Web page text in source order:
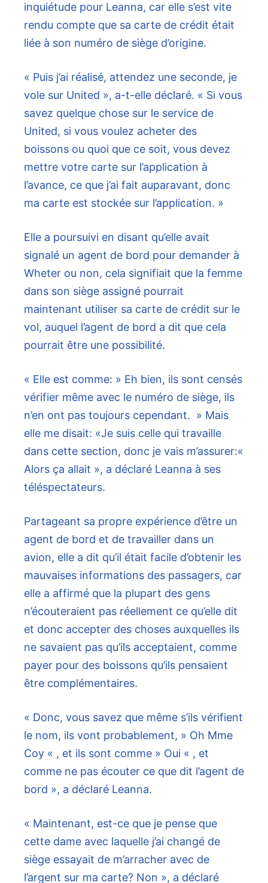
inquiétude pour Leanna, car elle s’est vite
rendu compte que sa carte de crédit était
liée à son numéro de siège d’origine.
« Puis j’ai réalisé, attendez une seconde, je
vole sur United », a-t-elle déclaré. « Si vous
savez quelque chose sur le service de
United, si vous voulez acheter des
boissons ou quoi que ce soit, vous devez
mettre votre carte sur l’application à
l’avance, ce que j’ai fait auparavant, donc
ma carte est stockée sur l’application. »
Elle a poursuivi en disant qu’elle avait
signalé un agent de bord pour demander à
Wheter ou non, cela signifiait que la femme
dans son siège assigné pourrait
maintenant utiliser sa carte de crédit sur le
vol, auquel l’agent de bord a dit que cela
pourrait être une possibilité.
« Elle est comme: » Eh bien, ils sont censés
vérifier même avec le numéro de siège, ils
n’en ont pas toujours cependant. » Mais
elle me disait: «Je suis celle qui travaille
dans cette section, donc je vais m’assurer:«
Alors ça allait », a déclaré Leanna à ses
téléspectateurs.
Partageant sa propre expérience d’être un
agent de bord et de travailler dans un
avion, elle a dit qu’il était facile d’obtenir les
mauvaises informations des passagers, car
elle a affirmé que la plupart des gens
n’écouteraient pas réellement ce qu’elle dit
et donc accepter des choses auxquelles ils
ne savaient pas qu’ils acceptaient, comme
payer pour des boissons qu’ils pensaient
être complémentaires.
« Donc, vous savez que même s’ils vérifient
le nom, ils vont probablement, » Oh Mme
Coy « , et ils sont comme » Oui « , et
comme ne pas écouter ce que dit l’agent de
bord », a déclaré Leanna.
« Maintenant, est-ce que je pense que
cette dame avec laquelle j’ai changé de
siège essayait de m’arracher avec de
l’argent sur ma carte? Non », a déclaré